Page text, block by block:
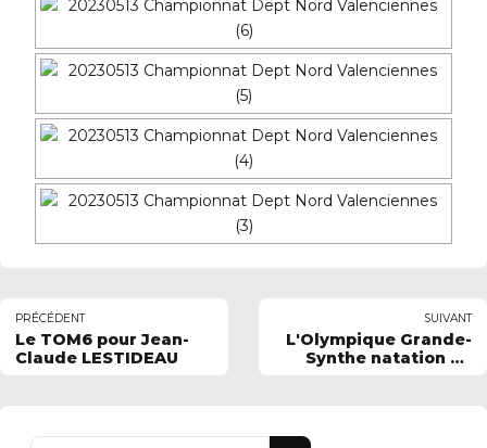
PRÉCÉDENT
Le TOM6 pour Jean-
Claude LESTIDEAU
SUIVANT
L'Olympique Grande-
Synthe natation au